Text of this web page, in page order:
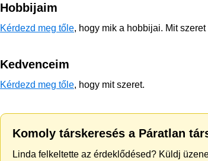
Hobbijaim
Kérdezd meg tőle, hogy mik a hobbijai. Mit
Kedvenceim
Kérdezd meg tőle, hogy mit szeret.
Komoly társkeresés a Páratlan
Linda felkeltette az érdeklődésed? Küldj